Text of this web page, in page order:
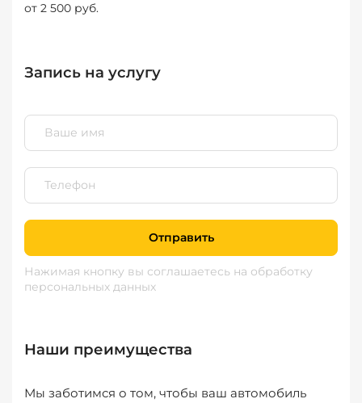
от 2 500 руб.
Запись на услугу
Отправить
Нажимая кнопку вы соглашаетесь на обработку
персональных данных
Наши преимущества
Мы заботимся о том, чтобы ваш автомобиль